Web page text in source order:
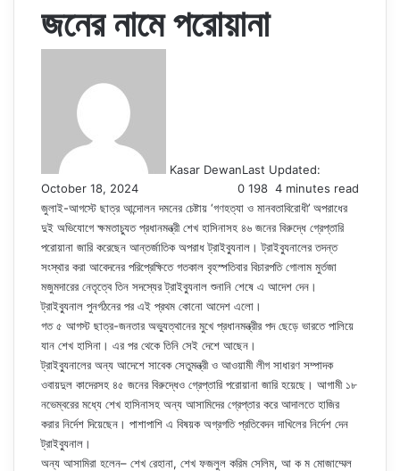
জনের নামে পরোয়ানা
Kasar DewanLast Updated:
October 18, 2024
0 198 4 minutes read
জুলাই-আগস্টে ছাত্র আন্দোলন দমনের চেষ্টায় ‘গণহত্যা ও মানবতাবিরোধী’ অপরাধের
দুই অভিযোগে ক্ষমতাচ্যুত প্রধানমন্ত্রী শেখ হাসিনাসহ ৪৬ জনের বিরুদ্ধে গ্রেপ্তারি
পরোয়ানা জারি করেছেন আন্তর্জাতিক অপরাধ ট্রাইব্যুনাল। ট্রাইব্যুনালের তদন্ত
সংস্থার করা আবেদনের পরিপ্রেক্ষিতে গতকাল বৃহস্পতিবার বিচারপতি গোলাম মুর্তজা
মজুমদারের নেতৃত্বে তিন সদস্যের ট্রাইব্যুনাল শুনানি শেষে এ আদেশ দেন।
ট্রাইব্যুনাল পুনর্গঠনের পর এই প্রথম কোনো আদেশ এলো।
গত ৫ আগস্ট ছাত্র-জনতার অভ্যুত্থানের মুখে প্রধানমন্ত্রীর পদ ছেড়ে ভারতে পালিয়ে
যান শেখ হাসিনা। এর পর থেকে তিনি সেই দেশে আছেন।
ট্রাইব্যুনালের অন্য আদেশে সাবেক সেতুমন্ত্রী ও আওয়ামী লীগ সাধারণ সম্পাদক
ওবায়দুল কাদেরসহ ৪৫ জনের বিরুদ্ধেও গ্রেপ্তারি পরোয়ানা জারি হয়েছে। আগামী ১৮
নভেম্বরের মধ্যে শেখ হাসিনাসহ অন্য আসামিদের গ্রেপ্তার করে আদালতে হাজির
করার নির্দেশ দিয়েছেন। পাশাপাশি এ বিষয়ক অগ্রগতি প্রতিবেদন দাখিলের নির্দেশ দেন
ট্রাইব্যুনাল।
অন্য আসামিরা হলেন– শেখ রেহানা, শেখ ফজলুল করিম সেলিম, আ ক ম মোজাম্মেল